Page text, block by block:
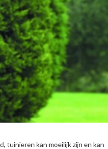
tuinieren kan moeilijk zijn en kan